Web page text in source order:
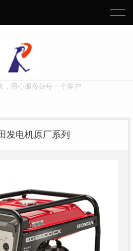
，用心服务好每一个客户
发电机原厂系列